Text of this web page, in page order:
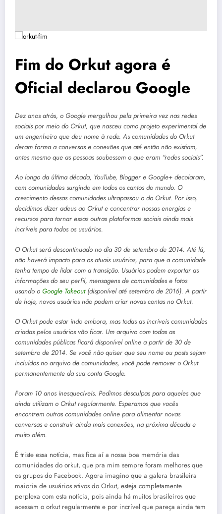
Fim do Orkut agora é
Oficial declarou Google
Dez anos atrás, o Google mergulhou pela primeira vez nas redes
sociais por meio do Orkut, que nasceu como projeto experimental de
um engenheiro que deu nome à rede. As comunidades do Orkut
deram forma a conversas e conexões que até então não existiam,
antes mesmo que as pessoas soubessem o que eram “redes sociais”.
Ao longo da última década, YouTube, Blogger e Google+ decolaram,
com comunidades surgindo em todos os cantos do mundo. O
crescimento dessas comunidades ultrapassou o do Orkut. Por isso,
decidimos dizer adeus ao Orkut e concentrar nossas energias e
recursos para tornar essas outras plataformas sociais ainda mais
incríveis para todos os usuários.
O Orkut será descontinuado no dia 30 de setembro de 2014. Até lá,
não haverá impacto para os atuais usuários, para que a comunidade
tenha tempo de lidar com a transição. Usuários podem exportar as
informações do seu perfil, mensagens de comunidades e fotos
usando o Google Takeout(disponível até setembro de 2016). A partir
de hoje, novos usuários não podem criar novas contas no Orkut.
O Orkut pode estar indo embora, mas todas as incríveis comunidades
criadas pelos usuários vão ficar. Um arquivo com todas as
comunidades públicas ficará disponível online a partir de 30 de
setembro de 2014. Se você não quiser que seu nome ou posts sejam
incluídos no arquivo de comunidades, você pode remover o Orkut
permanentemente da sua conta Google.
Foram 10 anos inesquecíveis. Pedimos desculpas para aqueles que
ainda utilizam o Orkut regularmente. Esperamos que vocês
encontrem outras comunidades online para alimentar novas
conversas e construir ainda mais conexões, na próxima década e
muito além.
É triste essa notícia, mas fica aí a nossa boa memória das
comunidades do orkut, que pra mim sempre foram melhores que
os grupos do Facebook. Agora imagino que a galera brasileira
maioria de usuários ativos do Orkut, esteja completamente
perplexa com esta notícia, pois ainda há muitos brasileiros que
acessam o orkut regularmente e por incrível que pareça ainda tem